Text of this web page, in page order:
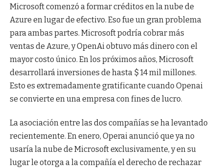
Microsoft comenzó a formar créditos en la nube de
Azure en lugar de efectivo. Eso fue un gran problema
para ambas partes. Microsoft podría cobrar más
ventas de Azure, y OpenAi obtuvo más dinero con el
mayor costo único. En los próximos años, Microsoft
desarrollará inversiones de hasta $ 14 mil millones.
Esto es extremadamente gratificante cuando Openai
se convierte en una empresa con fines de lucro.
La asociación entre las dos compañías se ha levantado
recientemente. En enero, Operai anunció que ya no
usaría la nube de Microsoft exclusivamente, y en su
lugar le otorga a la compañía el derecho de rechazar